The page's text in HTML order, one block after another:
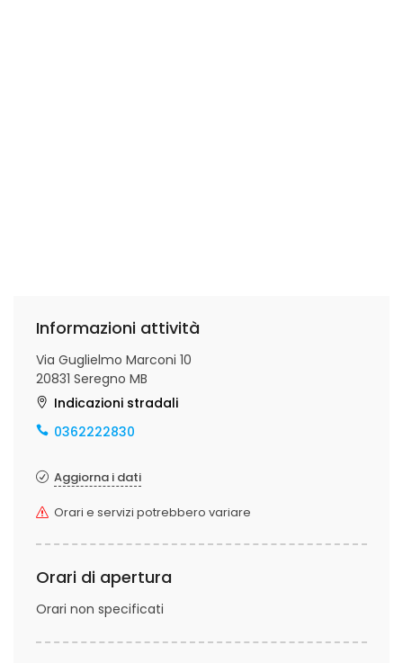
Informazioni attività
Via Guglielmo Marconi 10
20831 Seregno MB
Indicazioni stradali
0362222830
Aggiorna i dati
Orari e servizi potrebbero variare
Orari di apertura
Orari non specificati